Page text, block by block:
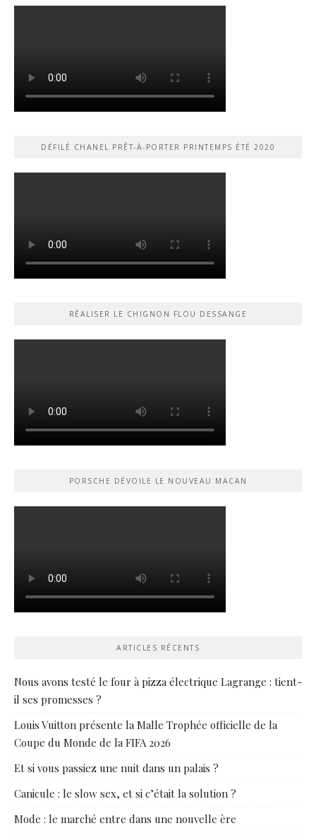
DÉFILÉ CHANEL PRÊT-À-PORTER PRINTEMPS ÉTÉ 2020
RÉALISER LE CHIGNON FLOU DESSANGE
PORSCHE DÉVOILE LE NOUVEAU MACAN
ARTICLES RÉCENTS
Nous avons testé le four à pizza électrique Lagrange : tient-
il ses promesses ?
Louis Vuitton présente la Malle Trophée officielle de la
Coupe du Monde de la FIFA 2026
Et si vous passiez une nuit dans un palais ?
Canicule : le slow sex, et si c’était la solution ?
Mode : le marché entre dans une nouvelle ère